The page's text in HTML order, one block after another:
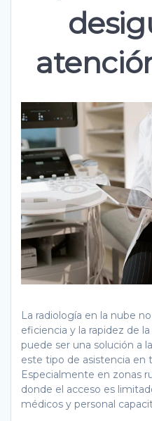
La radiología en la nube
eficiencia y la rapidez de
puede ser una solución a
este tipo de asistencia en
Especialmente en zonas
donde el acceso es
médicos y personal